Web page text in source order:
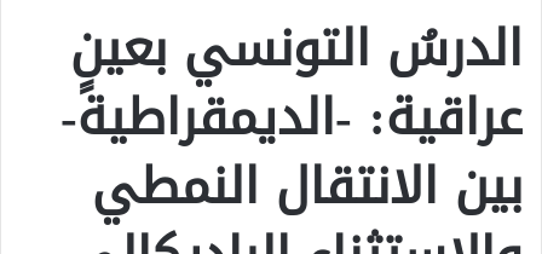
الدرسُ التونسي بعينٍ
عراقية: -الديمقراطية-
بين الانتقال النمطي